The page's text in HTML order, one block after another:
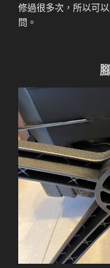
修過很多次，所以可
問。